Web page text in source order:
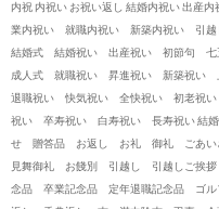
内祝 内祝い お祝い返し 結婚内祝い 出産
業内祝い 就職内祝い 新築内祝い 引
結婚式 結婚祝い 出産祝い 初節句
成人式 就職祝い 昇進祝い 新築祝い
退職祝い 快気祝い 全快祝い 初老祝
祝い 卒寿祝い 白寿祝い 長寿祝い 結
せ 贈答品 お返し お礼 御礼 ごあい
見舞御礼 お餞別 引越し 引越しご
念品 卒業記念品 定年退職記念品 ゴ